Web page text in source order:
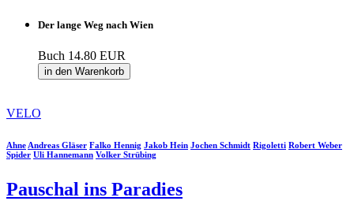
Der lange Weg nach Wien
Buch 14.80 EUR
in den Warenkorb
VELO
Ahne Andreas Gläser Falko Hennig Jakob Hein Jochen Schmidt Rigoletti Robert Weber
Spider Uli Hannemann Volker Strübing
Pauschal ins Paradies